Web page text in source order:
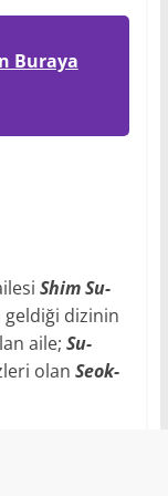
Buraya
Shim Su-
geldiği dizinin
aile; Su-
olan Seok-